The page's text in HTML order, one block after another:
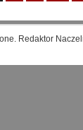
Redaktor